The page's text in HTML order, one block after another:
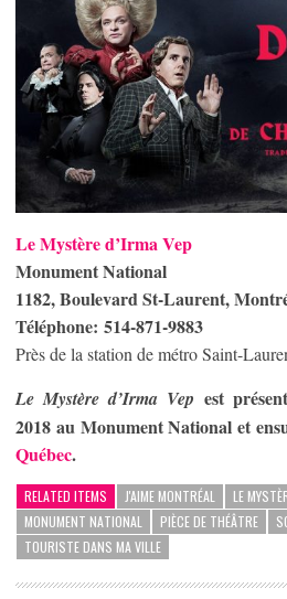
Le Mystère d’Irma Vep
Monument National
1182, Boulevard St-Laurent,
Téléphone: 514-871-9883
Près de la station de métro Saint-
Le Mystère d’Irma Vep est
2018 au Monument National et
Québec.
RELATED ITEMS J'AIME MONTRÉAL LE
MONUMENT NATIONAL
PIÈCE DE THÉÂTRE
TOURISTE DANS MA VILLE